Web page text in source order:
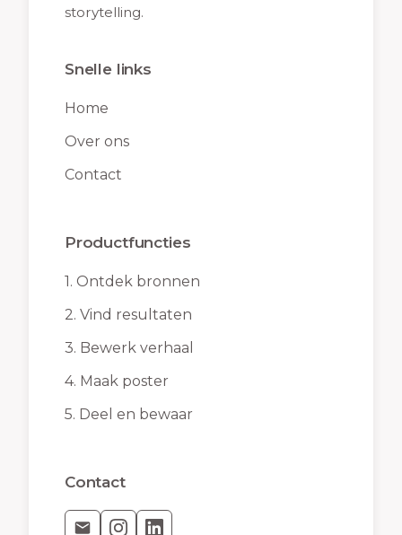
storytelling.
Snelle links
Home
Over ons
Contact
Productfuncties
1. Ontdek bronnen
2. Vind resultaten
3. Bewerk verhaal
4. Maak poster
5. Deel en bewaar
Contact